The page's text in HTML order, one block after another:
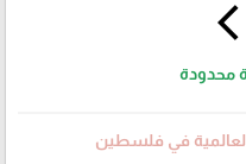
arrow_back_ios
محدودة
العالمية في فلسطين